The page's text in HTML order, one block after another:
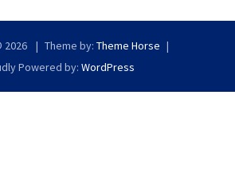
2026 Theme by: Theme Horse
Powered by: WordPress